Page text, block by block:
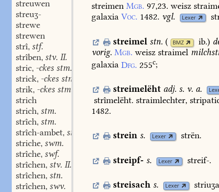
streuwen
streuʒ-
strewe
strewen
strî, stf.
strîben, stv. II.
stric, -ckes stm.
strick, -ckes stm.
strik, -ckes stm.
strich
strich, stm.
strîch, stm.
strîch-ambet, stn.
striche, swm.
strîche, swf.
strîchen, stv. II.
strîchen, stn.
strîchen, swv.
streimen Mgb. 97,23. weisz
galaxia Voc. 1482. vgl. Lexer
streimel stn. ( BMZ ib.)
vorig. Mgb. weisz straimel
galaxia Dfg. 255c;
streimelëht adj. s.v.a.
strîmelëht. straimlechter,
1482.
strein s. Lexer strën.
streipf- s. Lexer streif-.
streisach s. Lexer